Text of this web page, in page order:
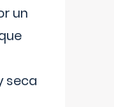
un
seca